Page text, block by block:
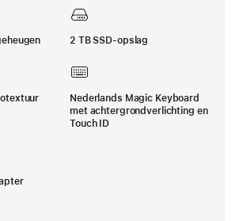
2 TB SSD-opslag
Nederlands Magic Keyboard
met achtergrond­verlichting en
Touch ID